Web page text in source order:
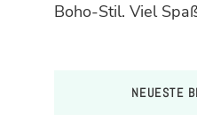
Boho-Stil. Viel
NEUESTE